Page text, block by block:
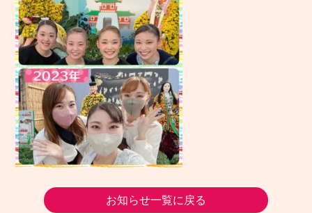
お知らせ一覧に戻る